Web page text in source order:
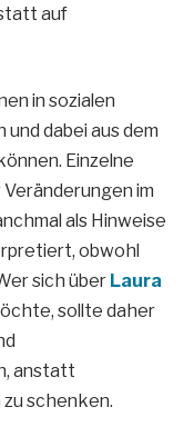
auf
in sozialen
dabei aus dem
Einzelne
im
als Hinweise
obwohl
sich über Laura
sollte daher
anstatt
schenken.